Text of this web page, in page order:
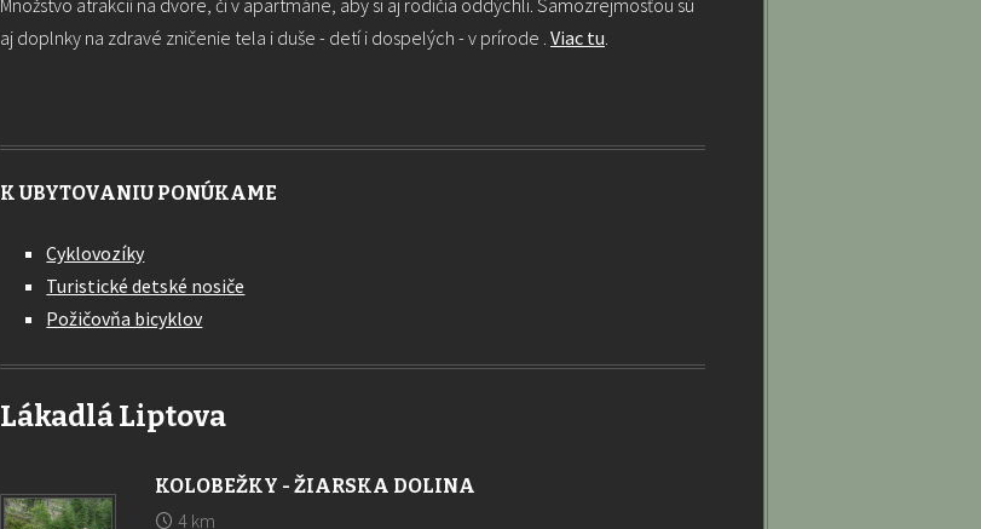
aj doplnky na zdravé zničenie tela i duše - detí i dospelých - v prírode . Viac tu
K UBYTOVANIU PONÚKAME
Cyklovozíky
Turistické detské nosiče
Požičovňa bicyklov
Lákadlá Liptova
KOLOBEŽKY - ŽIARSKA DOLINA
4 km